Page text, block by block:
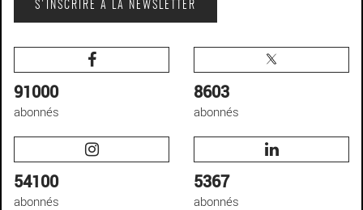
S'INSCRIRE À LA NEWSLETTER
91000
abonnés
8603
abonnés
54100
abonnés
5367
abonnés